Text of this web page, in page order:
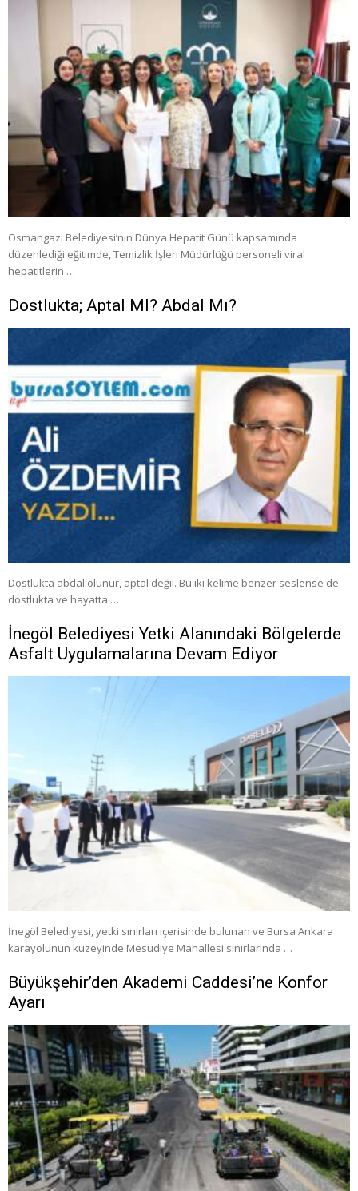
Osmangazi Belediyesi’nin Dünya Hepatit Günü kapsamında
düzenlediği eğitimde, Temizlik İşleri Müdürlüğü personeli viral
hepatitlerin …
Dostlukta; Aptal MI? Abdal Mı?
Dostlukta abdal olunur, aptal değil. Bu iki kelime benzer seslense de
dostlukta ve hayatta …
İnegöl Belediyesi Yetki Alanındaki Bölgelerde
Asfalt Uygulamalarına Devam Ediyor
İnegöl Belediyesi, yetki sınırları içerisinde bulunan ve Bursa Ankara
karayolunun kuzeyinde Mesudiye Mahallesi sınırlarında …
Büyükşehir’den Akademi Caddesi’ne Konfor
Ayarı